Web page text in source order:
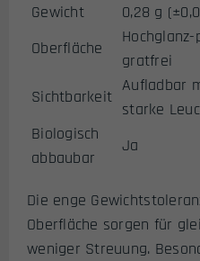
Gewicht
0,28 g
Oberfläche
gratfrei
Sichtbarkeit
Aufladbar
starke
Biologisch
abbaubar
Ja
Die enge
Oberfläche sorgen für
weniger Streuung.